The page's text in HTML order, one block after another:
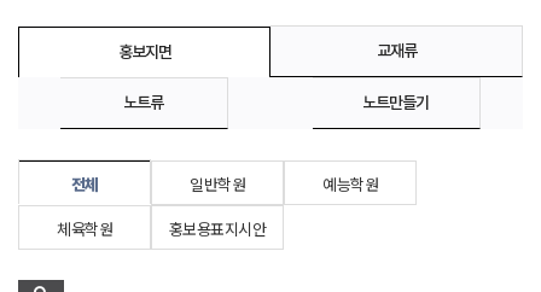
홍보지면 교재류
노트류 노트만들기
전체 일반학원
예능학원
체육학원
홍보용표지시안